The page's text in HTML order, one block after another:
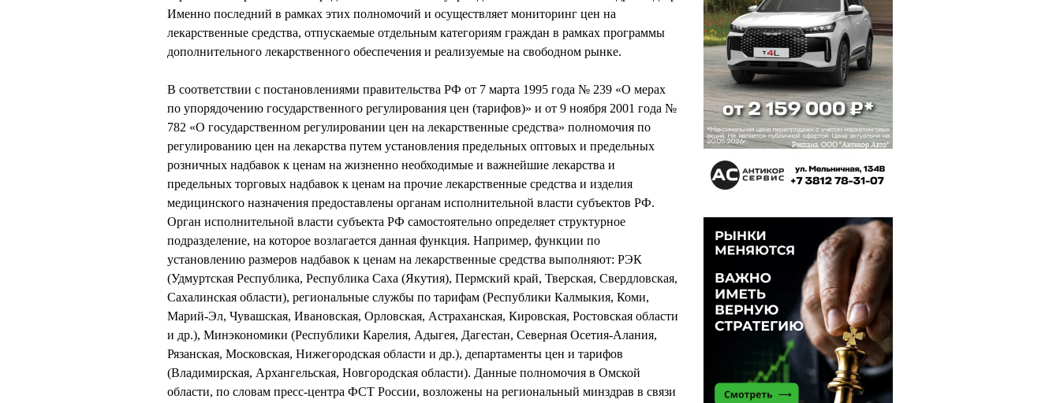
Именно последний в рамках этих полномочий и осуществляет мониторинг цен на
лекарственные средства, отпускаемые отдельным категориям граждан в рамках программы
дополнительного лекарственного обеспечения и реализуемые на свободном рынке.
В соответствии с постановлениями правительства РФ от 7 марта 1995 года № 239 «О мерах
по упорядочению государственного регулирования цен (тарифов)» и от 9 ноября 2001 года №
782 «О государственном регулировании цен на лекарственные средства» полномочия по
регулированию цен на лекарства путем установления предельных оптовых и предельных
розничных надбавок к ценам на жизненно необходимые и важнейшие лекарства и
предельных торговых надбавок к ценам на прочие лекарственные средства и изделия
медицинского назначения предоставлены органам исполнительной власти субъектов РФ.
Орган исполнительной власти субъекта РФ самостоятельно определяет структурное
подразделение, на которое возлагается данная функция. Например, функции по
установлению размеров надбавок к ценам на лекарственные средства выполняют: РЭК
(Удмуртская Республика, Республика Саха (Якутия), Пермский край, Тверская, Свердловская,
Сахалинская области), региональные службы по тарифам (Республики Калмыкия, Коми,
Марий-Эл, Чувашская, Ивановская, Орловская, Астраханская, Кировская, Ростовская области
и др.), Минэкономики (Республики Карелия, Адыгея, Дагестан, Северная Осетия-Алания,
Рязанская, Московская, Нижегородская области и др.), департаменты цен и тарифов
(Владимирская, Архангельская, Новгородская области). Данные полномочия в Омской
области, по словам пресс-центра ФСТ России, возложены на региональный минздрав в связи